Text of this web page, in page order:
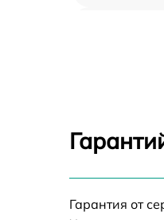
Vacuum
Гарантия от